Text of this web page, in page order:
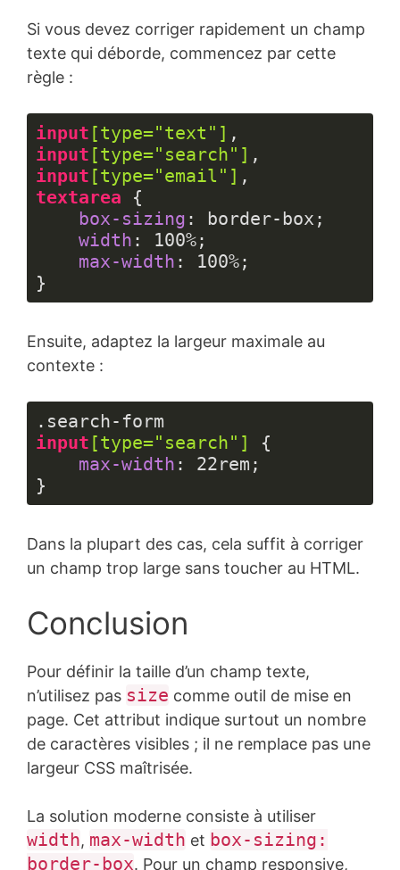
Si vous devez corriger rapidement un champ
texte qui déborde, commencez par cette
règle :
input [type="text" ]
input [type="search" ]
input [type="email" ]
textarea {
box-sizing : border-box;
width : 100%;
max-width : 100%;
}
code :
(css)
Ensuite, adaptez la largeur maximale au
contexte :
.search-form
input [type="search" ]
{
max-width : 22rem ;
}
code :
(css)
Dans la plupart des cas, cela suffit à corriger
un champ trop large sans toucher au HTML.
Conclusion
Pour définir la taille d’un champ texte,
n’utilisez pas size comme outil de mise en
page. Cet attribut indique surtout un nombre
de caractères visibles ; il ne remplace pas une
largeur CSS maîtrisée.
La solution moderne consiste à utiliser
width, max-width et box-sizing:
border-box. Pour un champ responsive,